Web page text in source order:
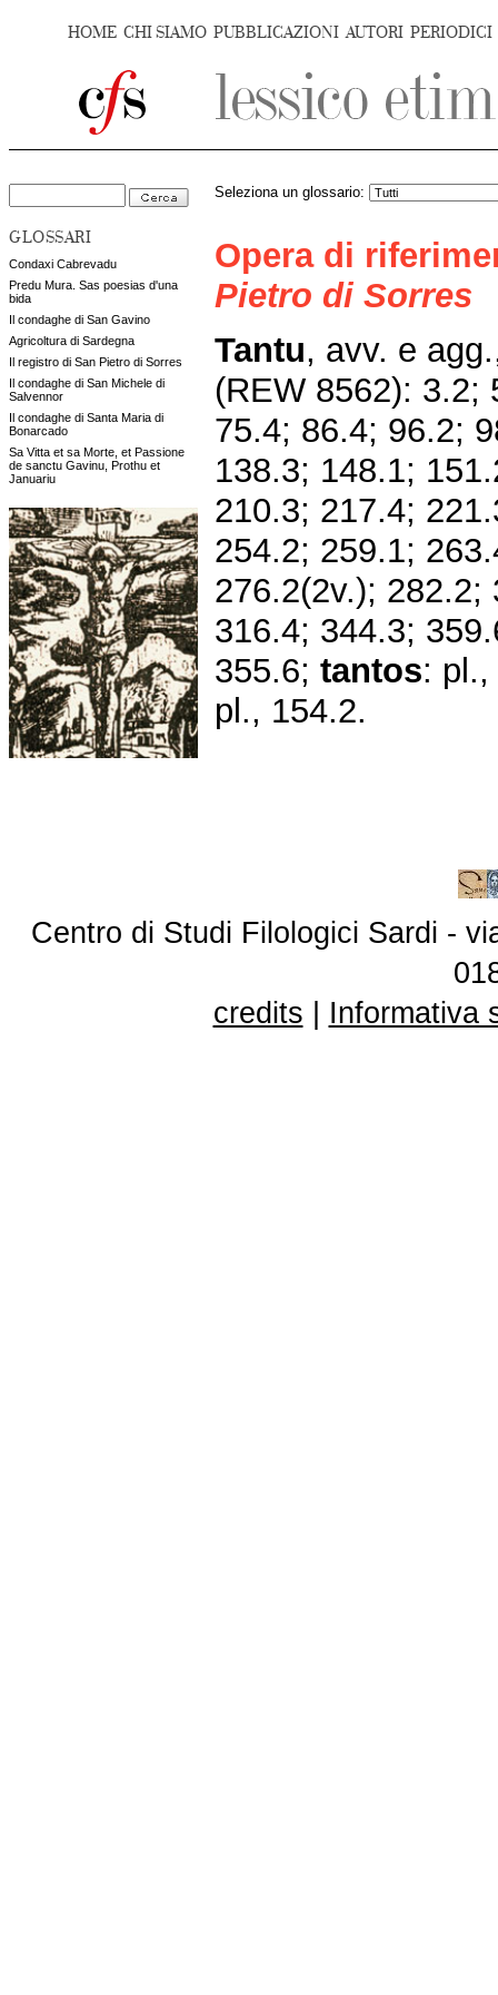
HOME CHI SIAMO PUBBLICAZIONI AUTORI PERIODICI
GLOSSARI
Condaxi Cabrevadu
Predu Mura. Sas poesias d'una
bida
Il condaghe di San Gavino
Agricoltura di Sardegna
Il registro di San Pietro di Sorres
Il condaghe di San Michele di
Salvennor
Il condaghe di Santa Maria di
Bonarcado
Sa Vitta et sa Morte, et Passione
de sanctu Gavinu, Prothu et
Januariu
Seleziona un glossario:
Opera di
Pietro di Sorres
Tantu, avv. e
(REW 8562): 3.2;
75.4; 86.4; 96.2;
138.3; 148.1;
210.3; 217.4;
254.2; 259.1;
276.2(2v.);
316.4; 344.3;
355.6; tantos:
pl., 154.2.
Centro di Studi Filologici Sardi -
credits
Informativa